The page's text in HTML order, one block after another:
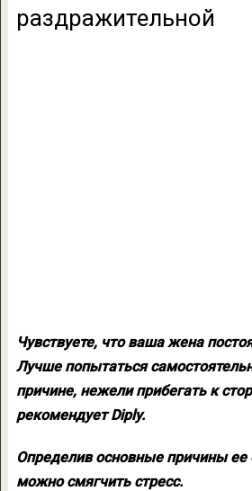
раздражительной
Чувствуете, что ваша жена
Лучше попытаться
причине, нежели прибегать к
рекомендует Diply.
Определив основные причины ее
можно смягчить стресс.